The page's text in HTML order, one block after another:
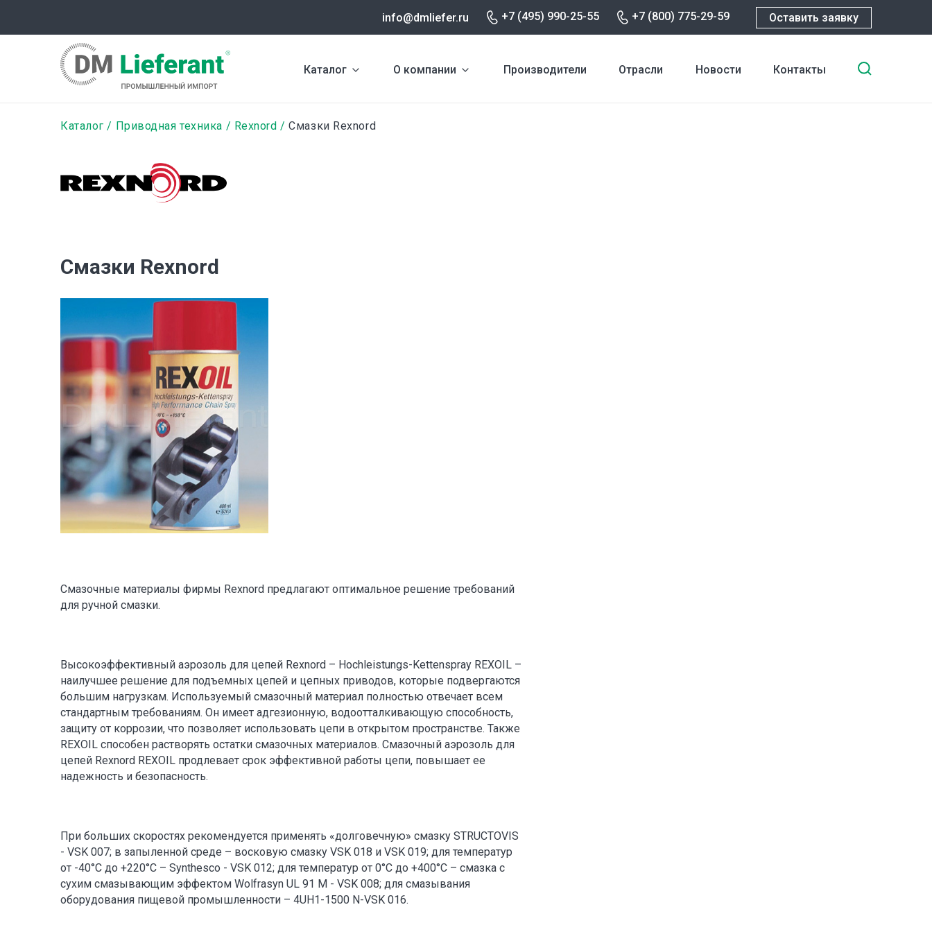
содержанию
info@dmliefer.ru +7 (495) 990-25-55 +7 (800) 775-29-59 Оставить заявку
Каталог О компании Производители Отрасли Новости Контакты
Строка
навигации
Каталог Приводная техника Rexnord Смазки Rexnord
Смазки Rexnord
Смазочные материалы фирмы Rexnord предлагают оптимальное решение требований
для ручной смазки.
Высокоэффективный аэрозоль для цепей Rexnord – Hochleistungs-Kettenspray REXOIL –
наилучшее решение для подъемных цепей и цепных приводов, которые подвергаются
большим нагрузкам. Используемый смазочный материал полностью отвечает всем
стандартным требованиям. Он имеет адгезионную, водоотталкивающую способность,
защиту от коррозии, что позволяет использовать цепи в открытом пространстве. Также
REXOIL способен растворять остатки смазочных материалов. Смазочный аэрозоль для
цепей Rexnord REXOIL продлевает срок эффективной работы цепи, повышает ее
надежность и безопасность.
При больших скоростях рекомендуется применять «долговечную» смазку STRUCTOVIS
- VSK 007; в запыленной среде – восковую смазку VSK 018 и VSK 019; для температур
от -40°C до +220°C – Synthesco - VSK 012; для температур от 0°C до +400°C – смазка с
сухим смазывающим эффектом Wolfrasyn UL 91 M - VSK 008; для смазывания
оборудования пищевой промышленности – 4UH1-1500 N-VSK 016.